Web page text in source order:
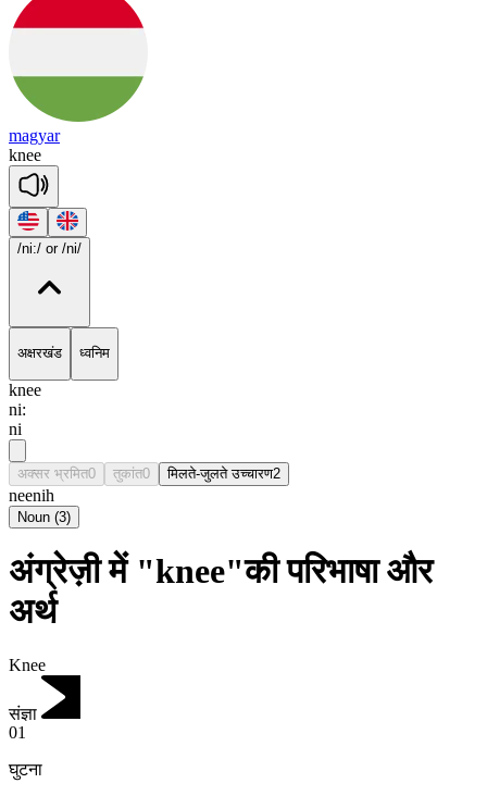
magyar
knee
/ni:/ or /ni/
अक्षरखंड ध्वनिम
knee
ni:
ni
अक्सर भ्रमित0 तुकांत0 मिलते-जुलते उच्चारण2
neenih
Noun (3)
अंग्रेज़ी में "knee"की परिभाषा और
अर्थ
Knee
संज्ञा
01
घुटना